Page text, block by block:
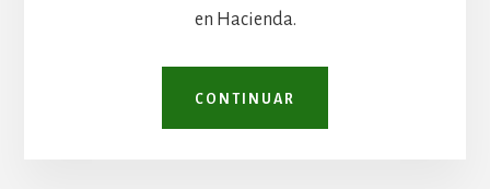
en Hacienda.
CONTINUAR